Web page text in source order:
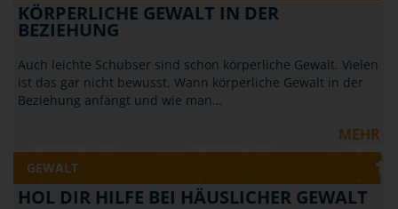
KÖRPERLICHE GEWALT IN DER
BEZIEHUNG
Auch leichte Schubser sind schon körperliche Gewalt. Vielen
ist das gar nicht bewusst. Wann körperliche Gewalt in der
Beziehung anfängt und wie man…
MEHR
GEWALT
HOL DIR HILFE BEI HÄUSLICHER GEWALT